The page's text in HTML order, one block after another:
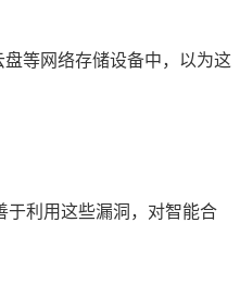
等网络存储设备中，以为这
于利用这些漏洞，对智能合